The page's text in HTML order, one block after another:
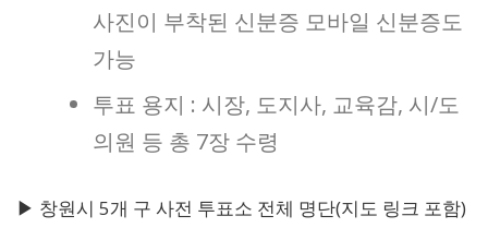
사진이 부착된 신분증 모바일 신분증도
가능
투표 용지 : 시장, 도지사, 교육감, 시/도
의원 등 총 7장 수령
▶ 창원시 5개 구 사전 투표소 전체 명단(지도 링크 포함)